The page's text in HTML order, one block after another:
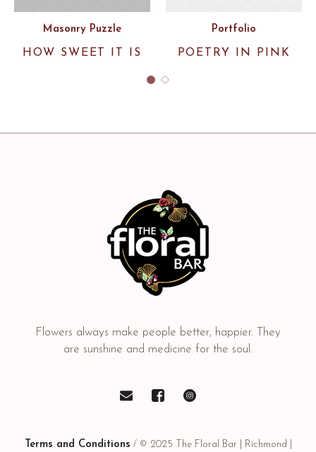
Masonry Puzzle
HOW SWEET IT IS
Portfolio
POETRY IN PINK
Flowers always make people better, happier. They
are sunshine and medicine for the soul.
Terms and Conditions / © 2025 The Floral Bar | Richmond |